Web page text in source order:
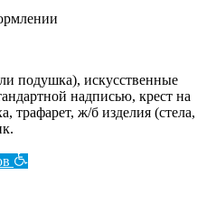
подушка), искусственные
надписью, крест на
трафарет, ж/б изделия (стела,